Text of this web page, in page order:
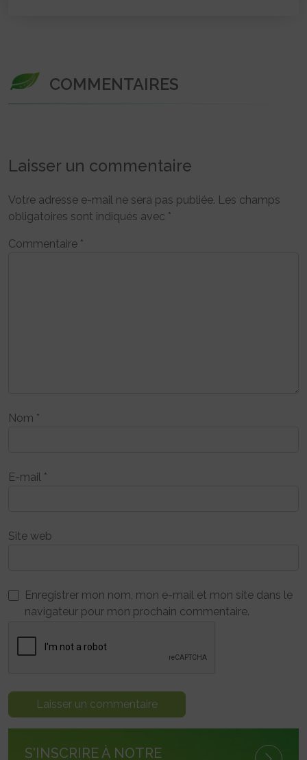
COMMENTAIRES
Laisser un commentaire
Votre adresse e-mail ne sera pas publiée. Les champs
obligatoires sont indiqués avec *
Commentaire *
Nom *
E-mail *
Site web
Enregistrer mon nom, mon e-mail et mon site dans le
navigateur pour mon prochain commentaire.
S'INSCRIRE À NOTRE